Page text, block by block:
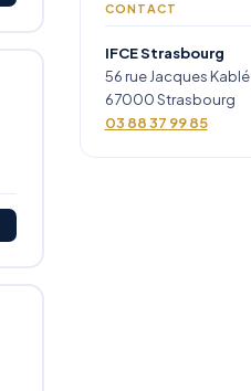
CONTACT
IFCE Strasbourg
56 rue Jacques Kablé
67000 Strasbourg
03 88 37 99 85